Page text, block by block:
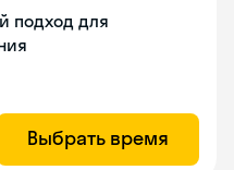
подход для
Выбрать время